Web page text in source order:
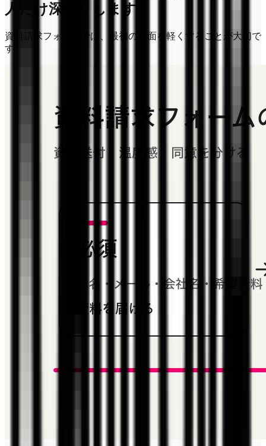
人だけ深掘りします
資料請求フォームでは、最初の画面を軽くすることが大切で
す。